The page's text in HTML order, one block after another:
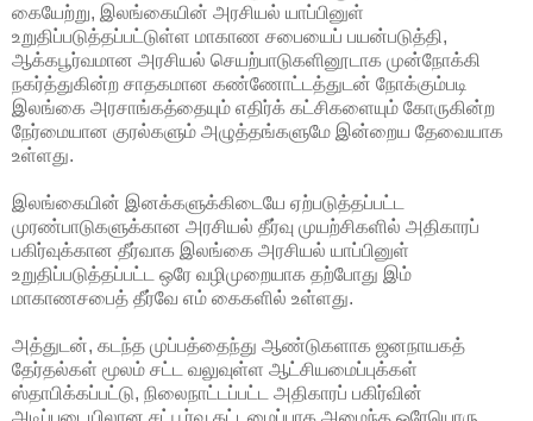
கையேற்று, இலங்கையின் அரசியல் யாப்பினுள்
உறுதிப்படுத்தப்பட்டுள்ள மாகாண சபையைப் பயன்படுத்தி,
ஆக்கபூர்வமான அரசியல் செயற்பாடுகளினூடாக முன்நோக்கி
நகர்த்துகின்ற சாதகமான கண்ணோட்டத்துடன் நோக்கும்படி
இலங்கை அரசாங்கத்தையும் எதிர்க் கட்சிகளையும் கோருகின்ற
நேர்மையான குரல்களும் அழுத்தங்களுமே இன்றைய தேவையாக
உள்ளது.
இலங்கையின் இனக்களுக்கிடையே ஏற்படுத்தப்பட்ட
முரண்பாடுகளுக்கான அரசியல் தீர்வு முயற்சிகளில் அதிகாரப்
பகிர்வுக்கான தீர்வாக இலங்கை அரசியல் யாப்பினுள்
உறுதிப்படுத்தப்பட்ட ஒரே வழிமுறையாக தற்போது இம்
மாகாணசபைத் தீர்வே எம் கைகளில் உள்ளது.
அத்துடன், கடந்த முப்பத்தைந்து ஆண்டுகளாக ஜனநாயகத்
தேர்தல்கள் மூலம் சட்ட வலுவுள்ள ஆட்சியமைப்புக்கள்
ஸ்தாபிக்கப்பட்டு, நிலைநாட்டப்பட்ட அதிகாரப் பகிர்வின்
அடிப்படையிலான சட்பூர்வ கட்டமைப்பாக அமைந்த ஒரேயொரு